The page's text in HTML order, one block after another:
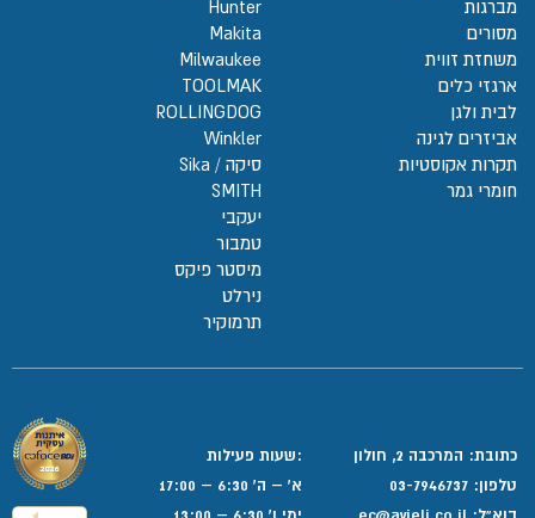
מברגות
מסורים
משחזת זווית
ארגזי כלים
לבית ולגן
אביזרים לגינה
תקרות אקוסטיות
חומרי גמר
Hunter
Makita
Milwaukee
TOOLMAK
ROLLINGDOG
Winkler
סיקה / Sika
SMITH
יעקבי
טמבור
מיסטר פיקס
נירלט
תרמוקיר
כתובת: המרכבה 2, חולון
טלפון: 03-7946737
:שעות פעילות
א' – ה' 6:30 – 17:00